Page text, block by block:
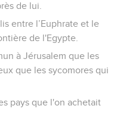
de lui.
entre l’Euphrate et le
de l'Egypte.
à Jérusalem que les
que les sycomores qui
pays que l'on achetait